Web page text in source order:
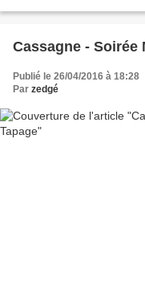
Cassagne - Soirée
Publié le 26/04/2016 à 18:28
Par zedgé